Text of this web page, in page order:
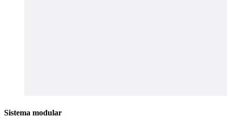
Sistema modular